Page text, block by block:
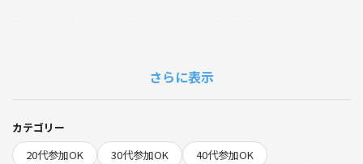
場所:学芸大学駅近辺
参加費500円
さらに表示
カテゴリー
20代参加OK
30代参加OK
40代参加OK